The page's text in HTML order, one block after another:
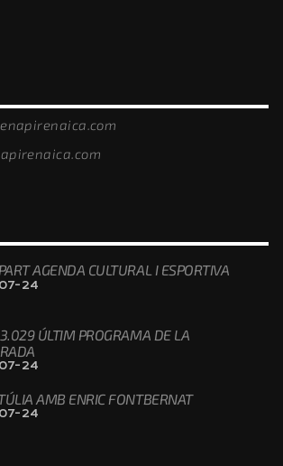
AGENDA CULTURAL I ESPORTIVA
24
ÚLTIM PROGRAMA DE LA
24
AMB ENRIC FONTBERNAT
24